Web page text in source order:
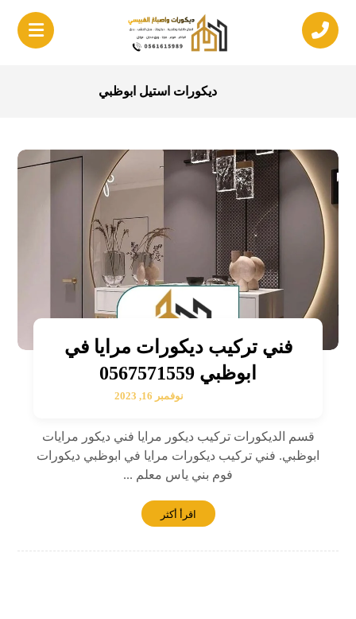
ديكورات استيل ابوظبي
فني تركيب ديكورات مرايا في
ابوظبي 0567571559
نوفمبر 16, 2023
قسم الديكورات تركيب ديكور مرايا فني ديكور مرايات
ابوظبي. فني تركيب ديكورات مرايا في ابوظبي ديكورات
فوم بني ياس معلم ...
اقرأ أكثر